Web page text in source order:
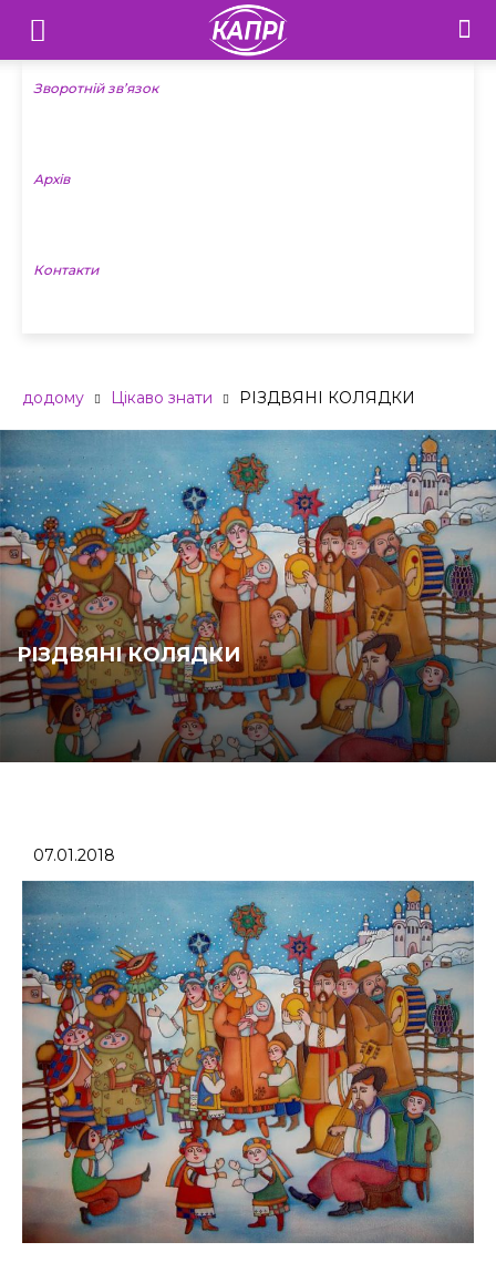
Телебачення
«Капрі»
Новини
Зворотній зв’язок
Архів
Контакти
додому Цікаво знати РІЗДВЯНІ КОЛЯДКИ
РІЗДВЯНІ КОЛЯДКИ
07.01.2018